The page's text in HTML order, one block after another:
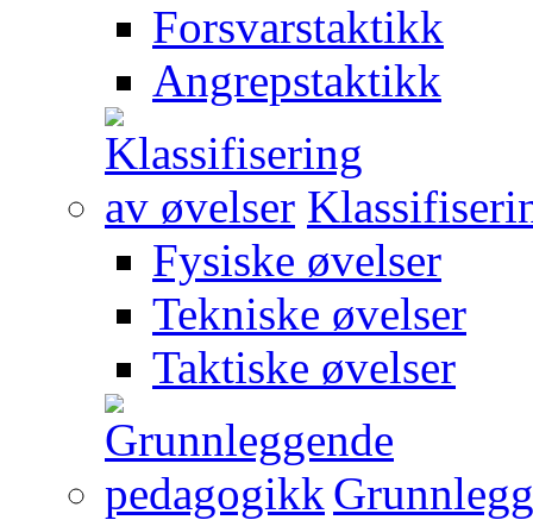
Forsvarstaktikk
Angrepstaktikk
Fysiske øvelser
Tekniske øvelser
Taktiske øvelser